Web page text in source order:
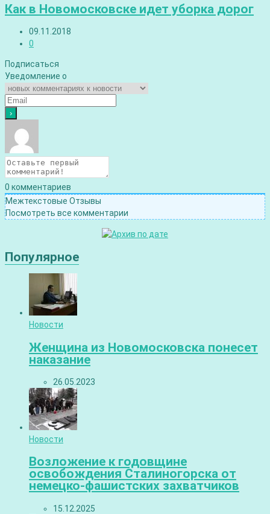
Как в Новомосковске идет уборка дорог
09.11.2018
0
Подписаться
Уведомление о
0 комментариев
Межтекстовые Отзывы
Посмотреть все комментарии
Популярное
Новости
Женщина из Новомосковска понесет
наказание
26.05.2023
Новости
Возложение к годовщине
освобождения Сталиногорска от
немецко-фашистских захватчиков
15.12.2025